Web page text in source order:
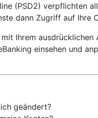
(PSD2) verpflichten
dann Zugriff auf Ihre
Ihrem
einsehen und
geändert?